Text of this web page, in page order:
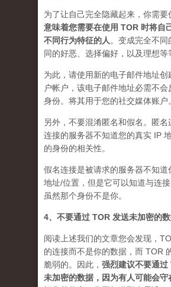
为了让自己完全隐藏起来，你需要
意味着您需要在使用 TOR 时将自
不同行为特征的人 。 变成完全不同
同的好恶、选择偏好，以及理想等
为此，请使用新的电子邮件地址创
户帐户，该电子邮件地址必需不会
身份。将其用于您的社交媒体账户。
另外，不要混淆匿名和假名。匿名
连接的服务器不知道您的真实 IP
的身份的相关性。
假名连接是被请求的服务器不知道
地址/位置，但是它可以知道与连接
虽然那个身份不是你。
4、不要通过 TOR 发送未加密的数
阅读上述我们的文章您会发现，
的连接而不是你的数据，而 TOR
脆弱的。因此， 强烈建议不要通过
未加密的数据，因为有人可能会守